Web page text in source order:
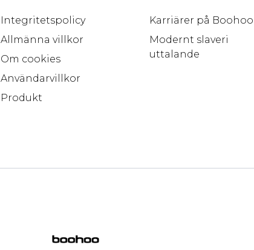
Integritetspolicy
Allmänna villkor
Om cookies
Användarvillkor
Produkt
Karriärer på Boohoo
Modernt slaveri
uttalande